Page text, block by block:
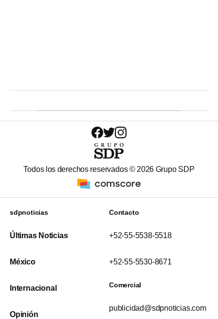
Todos los derechos reservados © 2026 Grupo SDP
sdpnoticias
Últimas Noticias
México
Internacional
Opinión
Contacto
+52-55-5538-5518
+52-55-5530-8671
Comercial
publicidad@sdpnoticias.com